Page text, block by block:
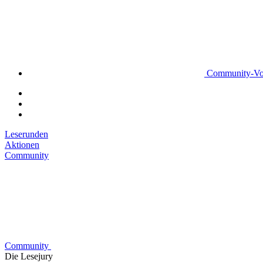
Community-
Leserunden
Aktionen
Community
Community
Die Lesejury